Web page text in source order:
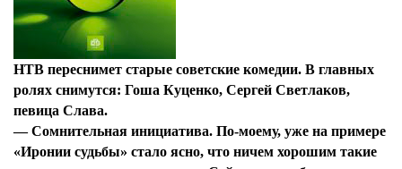
НТВ переснимет старые советские комедии. В главных
ролях снимутся: Гоша Куценко, Сергей Светлаков,
певица Слава.
—Сомнительная инициатива. По-моему, уже на примере
«Иронии судьбы» стало ясно, что ничем хорошим такие